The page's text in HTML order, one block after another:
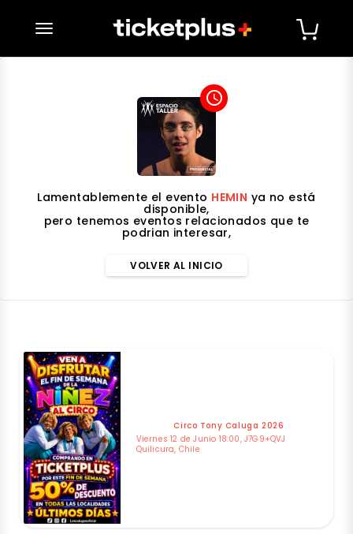
desplegar navegación
access_time
Lamentablemente el evento HEMIN ya no está
disponible,
pero tenemos eventos relacionados que te
podrian interesar,
VOLVER AL INICIO
Circo Tony Caluga 2026
Viernes 12 de Junio 18:00, J7G9+QVJ
Quilicura, Chile